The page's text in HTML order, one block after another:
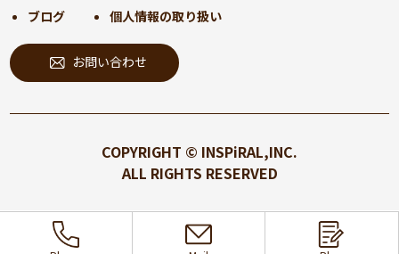
2024年6月(30)
2024年5月
2024年4月 (32)
2024年2月(31)
2024年1月(45)
2023年12月(31)
(31)
(32)
ブログ 個人情報の取り扱い
お問い合わせ
COPYRIGHT © INSPiRAL,INC.
ALL RIGHTS RESERVED